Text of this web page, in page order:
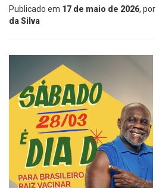
Publicado em 17 de maio de 2026, por
da Silva